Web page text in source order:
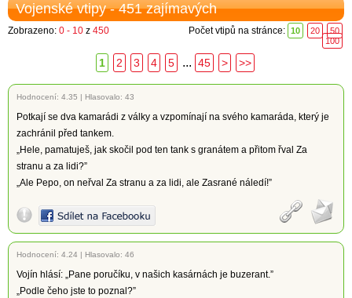
Vojenské vtipy - 451 zajímavých
Zobrazeno: 0 - 10 z 450 Počet vtipů na stránce: 10 20
50
100
1 2 3 4 5 ... 45 > >>
Hodnocení: 4.35 | Hlasovalo: 43
Potkají se dva kamarádi z války a vzpomínají na svého kamaráda, který je
zachránil před tankem.
„Hele, pamatuješ, jak skočil pod ten tank s granátem a přitom řval Za
stranu a za lidi?”
„Ale Pepo, on neřval Za stranu a za lidi, ale Zasrané náledí!”
Hodnocení: 4.24 | Hlasovalo: 46
Vojín hlásí: „Pane poručíku, v našich kasárnách je buzerant.”
„Podle čeho jste to poznal?”